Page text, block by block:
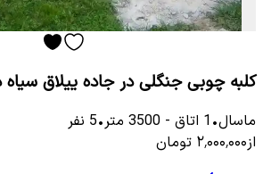
کلبه چوبی جنگلی در جاده ییلاق
ماسال•
1 اتاق -
3500 متر•
5 نفر
از۲٬۰۰۰٬۰۰۰ تومان